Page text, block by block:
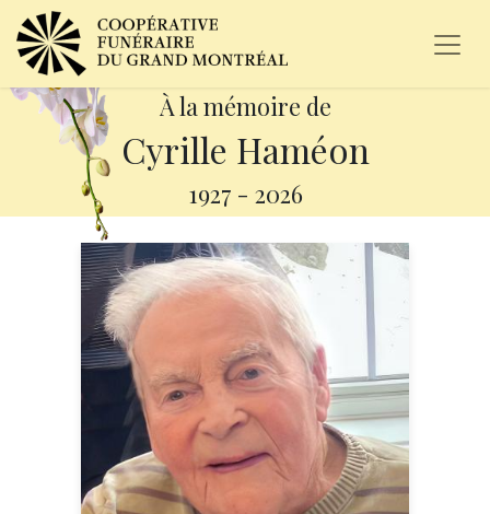
À la mémoire de
Cyrille Haméon
1927 - 2026